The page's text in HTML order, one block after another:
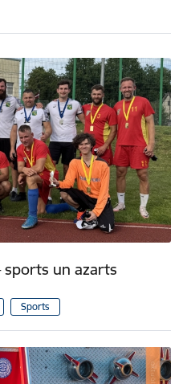
sports un azarts
Sports